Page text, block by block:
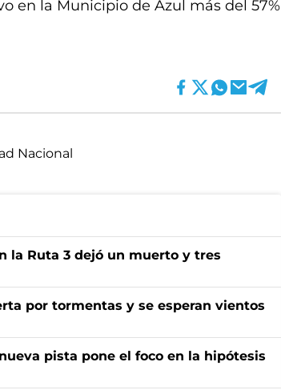
en la Municipio de Azul más del 57%
Nacional
la Ruta 3 dejó un muerto y tres
por tormentas y se esperan vientos
pista pone el foco en la hipótesis